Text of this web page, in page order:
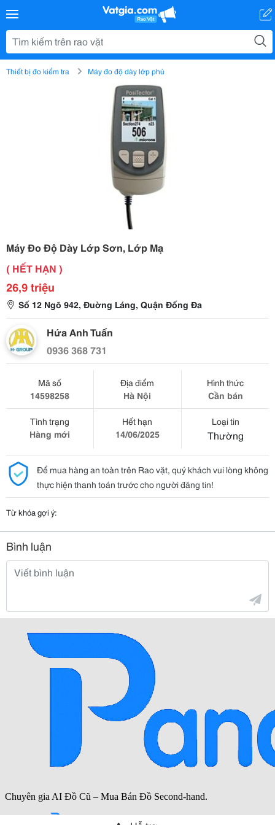
Thiết bị đo kiểm tra Máy đo độ dày lớp phủ
Máy Đo Độ Dày Lớp Sơn, Lớp Mạ
( HẾT HẠN )
26,9 triệu
Số 12 Ngõ 942, Đuờng Láng, Quận Đống Đa
Hứa Anh Tuấn
0936 368 731
Mã số
14598258
Địa điểm
Hà Nội
Hình thức
Cần bán
Tình trạng
Hàng mới
Hết hạn
14/06/2025
Loại tin
Thường
Để mua hàng an toàn trên Rao vặt, quý khách vui lòng không
thực hiện thanh toán trước cho người đăng tin!
Từ khóa gợi ý:
Bình luận